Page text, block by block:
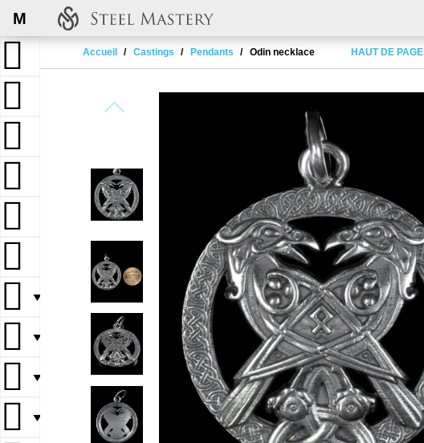
M
Accueil Castings Pendants Odin necklace HAUT DE PAGE
▼
▼
▼
▼